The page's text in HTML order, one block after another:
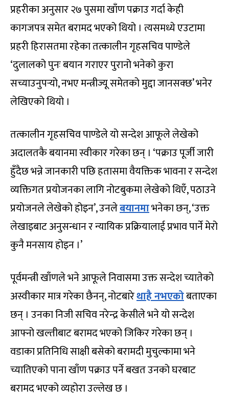
प्रहरीका अनुसार २७ पुसमा खाँण पक्राउ गर्दा केही
कागजपत्र समेत बरामद भएको थियो । त्यसमध्ये एउटामा
प्रहरी हिरासतमा रहेका तत्कालीन गृहसचिव पाण्डेले
‘दुलालको पुनः बयान गराएर पुरानो भनेको कुरा
सच्याउनुपर्‍यो, नभए मन्त्रीज्यू समेतको मुद्दा जानसक्छ’ भनेर
लेखिएको थियो ।
तत्कालीन गृहसचिव पाण्डेले यो सन्देश आफूले लेखेको
अदालतकै बयानमा स्वीकार गरेका छन् । ‘पक्राउ पूर्जी जारी
हुँदैछ भन्ने जानकारी पछि हतासमा वैयक्तिक भावना र सन्देश
व्यक्तिगत प्रयोजनका लागि नोटबुकमा लेखेको थिएँ, पठाउने
प्रयोजनले लेखेको होइन’, उनलेबयानमाभनेका छन्, ‘उक्त
लेखाइबाट अनुसन्धान र न्यायिक प्रक्रियालाई प्रभाव पार्ने मेरो
कुनै मनसाय होइन ।’
पूर्वमन्त्री खाँणले भने आफूले निवासमा उक्त सन्देश च्यातेको
अस्वीकार मात्र गरेका छैनन्, नोटबारेथाहै नभएकोबताएका
छन् । उनका निजी सचिव नरेन्द्र केसीले भने यो सन्देश
आफ्नो खल्तीबाट बरामद भएको जिकिर गरेका छन् ।
वडाका प्रतिनिधि साक्षी बसेको बरामदी मुचुल्कामा भने
च्यातिएको पाना खाँण पक्राउ पर्ने बखत उनको घरबाट
बरामद भएको व्यहोरा उल्लेख छ ।